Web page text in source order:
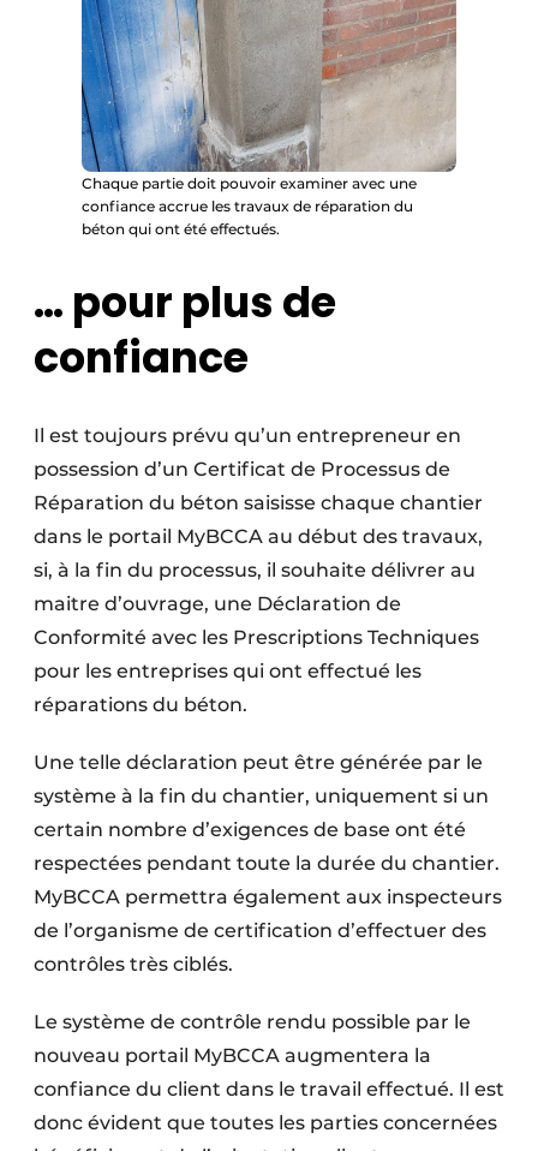
Chaque partie doit pouvoir examiner avec une
confiance accrue les travaux de réparation du
béton qui ont été effectués.
… pour plus de
confiance
Il est toujours prévu qu’un entrepreneur en
possession d’un Certificat de Processus de
Réparation du béton saisisse chaque chantier
dans le portail MyBCCA au début des travaux,
si, à la fin du processus, il souhaite délivrer au
maitre d’ouvrage, une Déclaration de
Conformité avec les Prescriptions Techniques
pour les entreprises qui ont effectué les
réparations du béton.
Une telle déclaration peut être générée par le
système à la fin du chantier, uniquement si un
certain nombre d’exigences de base ont été
respectées pendant toute la durée du chantier.
MyBCCA permettra également aux inspecteurs
de l’organisme de certification d’effectuer des
contrôles très ciblés.
Le système de contrôle rendu possible par le
nouveau portail MyBCCA augmentera la
confiance du client dans le travail effectué. Il est
donc évident que toutes les parties concernées